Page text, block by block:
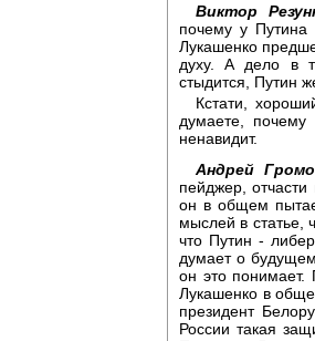
Виктор
почему у Путина
Лукашенко
духу. А дело в
стыдится, Путин
Кстати,
думаете,
ненавидит.
Андрей
пейджер,
он в общем
мыслей в статье,
что Путин -
думает о
он это
Лукашенко в
президент
России такая